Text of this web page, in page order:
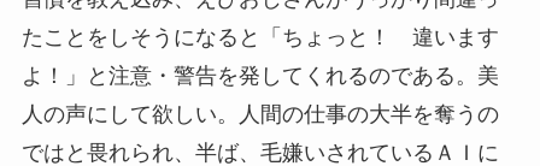
たことをしそうになると「ちょっと！ 違います
よ！」と注意・警告を発してくれるのである。美
人の声にして欲しい。人間の仕事の大半を奪うの
ではと畏れられ、半ば、毛嫌いされているＡＩに